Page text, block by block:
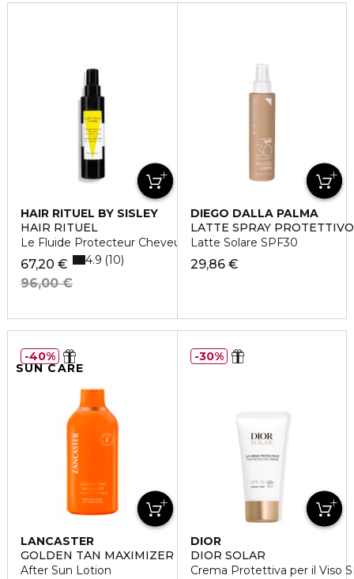
HAIR RITUEL BY SISLEY
HAIR RITUEL
Le Fluide Protecteur Cheveux
67,20 €
96,00 €
4.9 10
DIEGO DALLA PALMA
LATTE SPRAY
Latte Solare SPF30
29,86 €
SUN CARE
LANCASTER
GOLDEN TAN MAXIMIZER
After Sun Lotion
40%
DIOR
DIOR SOLAR
Crema Protettiva per il Viso
30%